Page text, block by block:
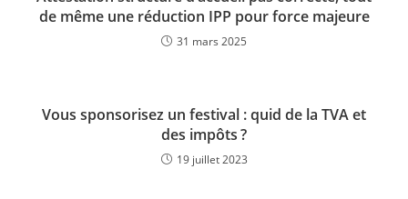
de même une réduction IPP pour force majeure
31 mars 2025
Vous sponsorisez un festival : quid de la TVA et
des impôts ?
19 juillet 2023